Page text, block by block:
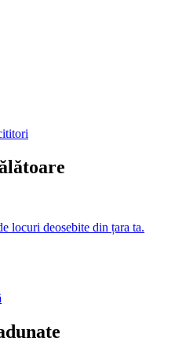
locuri deosebite din țara ta.